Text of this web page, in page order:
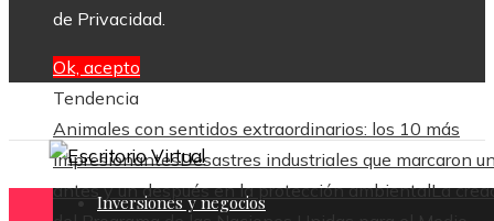
de Privacidad.
Ok, acepto
Tendencia
Animales con sentidos extraordinarios: los 10 más
impresionantesDesastres industriales que marcaron
antes y un después en la protección ambientalLa
Inversiones y negocios